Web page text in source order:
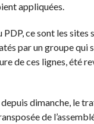
appliquées.
PDP, ce sont les
par un groupe qui
de ces lignes, été
dimanche, le
de